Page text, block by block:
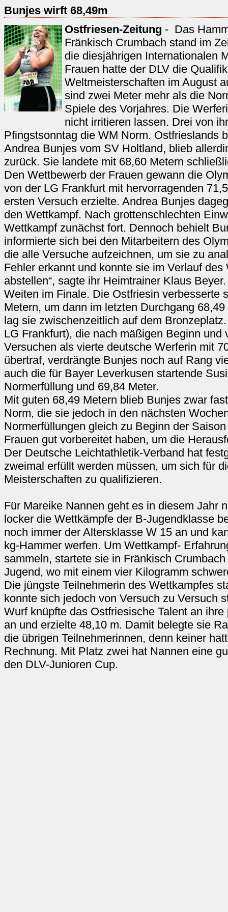
Bunjes wirft 68,49m
Ostfriesen-Zeitung - Das
Fränkisch Crumbach stand im
die diesjährigen Internationalen
Frauen hatte der DLV die
Weltmeisterschaften im August
sind zwei Meter mehr als die
Spiele des Vorjahres. Die
nicht irritieren lassen. Drei von
Pfingstsonntag die WM Norm. Ostfrieslands
Andrea Bunjes vom SV Holtland, blieb
zurück. Sie landete mit 68,60 Metern
Den Wettbewerb der Frauen gewann die
von der LG Frankfurt mit hervorragenden
ersten Versuch erzielte. Andrea Bunjes
den Wettkampf. Nach grottenschlechten
Wettkampf zunächst fort. Dennoch behielt
informierte sich bei den Mitarbeitern des
die alle Versuche aufzeichnen, um sie zu
Fehler erkannt und konnte sie im Verlauf des
abstellen“, sagte ihr Heimtrainer Klaus
Weiten im Finale. Die Ostfriesin verbesserte
Metern, um dann im letzten Durchgang
lag sie zwischenzeitlich auf dem
LG Frankfurt), die nach mäßigen Beginn und
Versuchen als vierte deutsche Werferin mit
übertraf, verdrängte Bunjes noch auf Rang
auch die für Bayer Leverkusen startende
Normerfüllung und 69,84 Meter.
Mit guten 68,49 Metern blieb Bunjes zwar
Norm, die sie jedoch in den nächsten
Normerfüllungen gleich zu Beginn der
Frauen gut vorbereitet haben, um die
Der Deutsche Leichtathletik-Verband hat
zweimal erfüllt werden müssen, um sich für
Meisterschaften zu qualifizieren.
Für Mareike Nannen geht es in diesem Jahr
locker die Wettkämpfe der B-Jugendklasse
noch immer der Altersklasse W 15 an und
kg-Hammer werfen. Um Wettkampf-
sammeln, startete sie in Fränkisch
Jugend, wo mit einem vier Kilogramm
Die jüngste Teilnehmerin des Wettkampfes
konnte sich jedoch von Versuch zu Versuch
Wurf knüpfte das Ostfriesische Talent an
an und erzielte 48,10 m. Damit belegte sie
die übrigen Teilnehmerinnen, denn keiner
Rechnung. Mit Platz zwei hat Nannen eine
den DLV-Junioren Cup.